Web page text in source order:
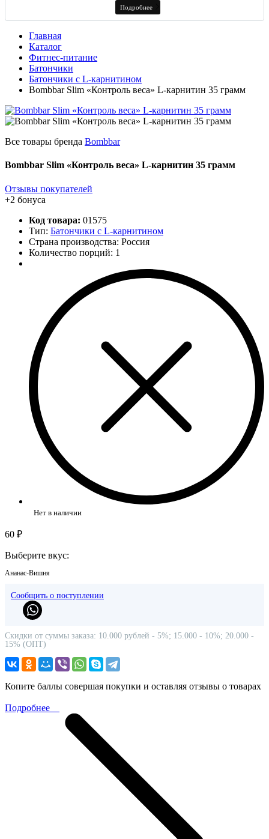
Подробнее
Главная
Каталог
Фитнес-питание
Батончики
Батончики с L-карнитином
Bombbar Slim «Контроль веса» L-карнитин 35 грамм
Все товары бренда Bombbar
Bombbar Slim «Контроль веса» L-карнитин 35 грамм
Отзывы покупателей
+2 бонуса
Код товара: 01575
Тип: Батончики с L-карнитином
Страна производства: Россия
Количество порций: 1
Нет в наличии
60 ₽
Выберите вкус:
Ананас-Вишня
Сообщить о поступлении
Скидки от суммы заказа: 10.000 рублей - 5%; 15.000 - 10%; 20.000 -
15% (ОПТ)
Копите баллы совершая покупки и оставляя отзывы о товарах
Подробнее